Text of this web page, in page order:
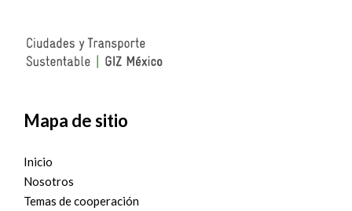
Mapa de sitio
Inicio
Nosotros
Temas de cooperación